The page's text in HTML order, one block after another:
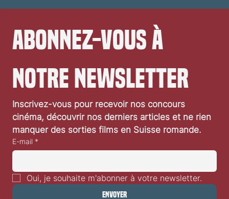
Abonnez-vous à
notre newsletter
Inscrivez-vous pour recevoir nos concours
cinéma, découvrir nos derniers articles et ne rien
manquer des sorties films en Suisse romande.
E-mail *
Oui, je souhaite m'abonner à votre newsletter.
Envoyer